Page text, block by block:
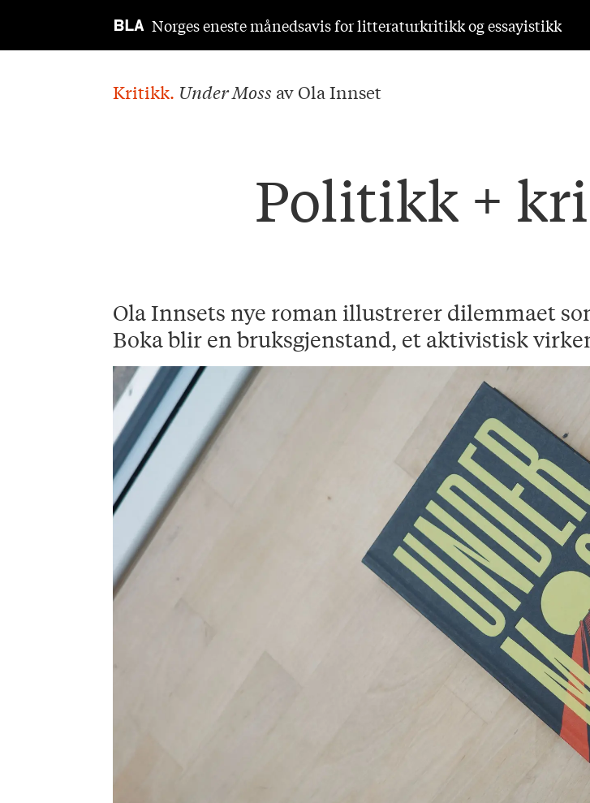
Norges eneste månedsavis for litteraturkritikk og essayistikk
Kritikk. Under Moss av Ola Innset
Politikk +
Ola Innsets nye roman illustrerer dilemmaet
Boka blir en bruksgjenstand, et aktivistisk